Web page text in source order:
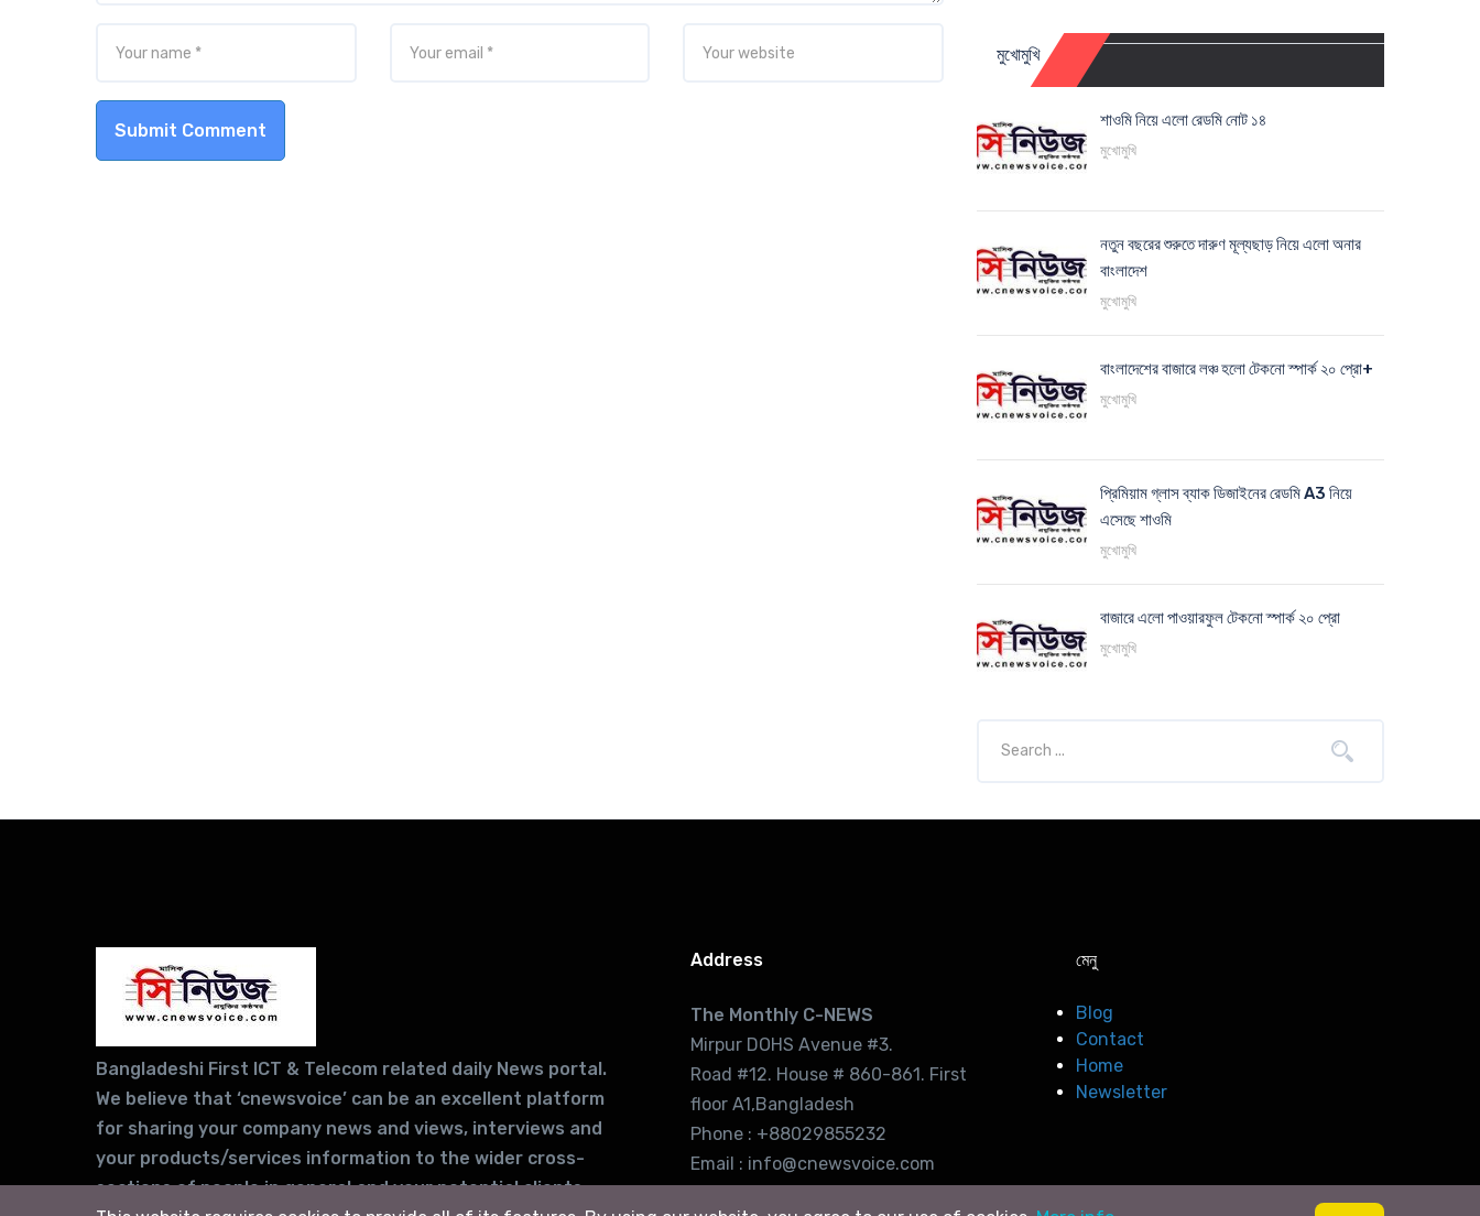
Submit Comment
মুখোমুখি
শাওমি নিয়ে এলো রেডমি নোট ১৪
মুখোমুখি
নতুন বছরের শুরুতে দারুণ মূল্যছাড় নিয়ে এলো অনার
বাংলাদেশ
মুখোমুখি
বাংলাদেশের বাজারে লঞ্চ হলো টেকনো স্পার্ক ২০ প্রো+
মুখোমুখি
প্রিমিয়াম গ্লাস ব্যাক ডিজাইনের রেডমি A3 নিয়ে
এসেছে শাওমি
মুখোমুখি
বাজারে এলো পাওয়ারফুল টেকনো স্পার্ক ২০ প্রো
মুখোমুখি
Bangladeshi First ICT & Telecom related daily News portal.
We believe that ‘cnewsvoice’ can be an excellent platform
for sharing your company news and views, interviews and
your products/services information to the wider cross-
sections of people in general and your potential clients
Address
The Monthly C-NEWS
Mirpur DOHS Avenue #3.
Road #12. House # 860-861. First
floor A1,Bangladesh
Phone : +88029855232
Email : info@cnewsvoice.com
মেনু
Blog
Contact
Home
Newsletter